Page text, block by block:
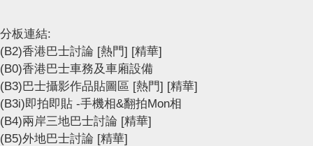
分板連結:
(B2)香港巴士討論 [熱門] [精華]
(B0)香港巴士車務及車廂設備
(B3)巴士攝影作品貼圖區 [熱門] [精華]
(B3i)即拍即貼 -手機相&翻拍Mon相
(B4)兩岸三地巴士討論 [精華]
(B5)外地巴士討論 [精華]